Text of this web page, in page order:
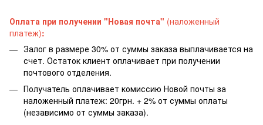
Оплата при получении "Новая почта" (наложенный
платеж):
Залог в размере 30% от суммы заказа выплачивается на
счет. Остаток клиент оплачивает при получении
почтового отделения.
Получатель оплачивает комиссию Новой почты за
наложенный платеж: 20грн. + 2% от суммы оплаты
(независимо от суммы заказа).